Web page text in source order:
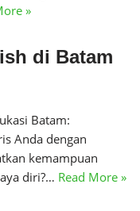
»
di Batam
Batam:
Anda dengan
kemampuan
diri?… Read More »